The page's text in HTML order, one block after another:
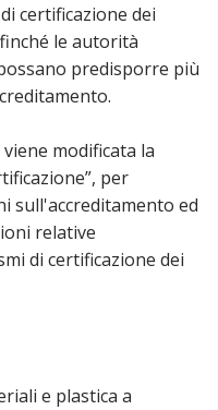
certificazione dei
le autorità
predisporre più
modificata la
per
sull'accreditamento ed
relative
di certificazione dei
e plastica a